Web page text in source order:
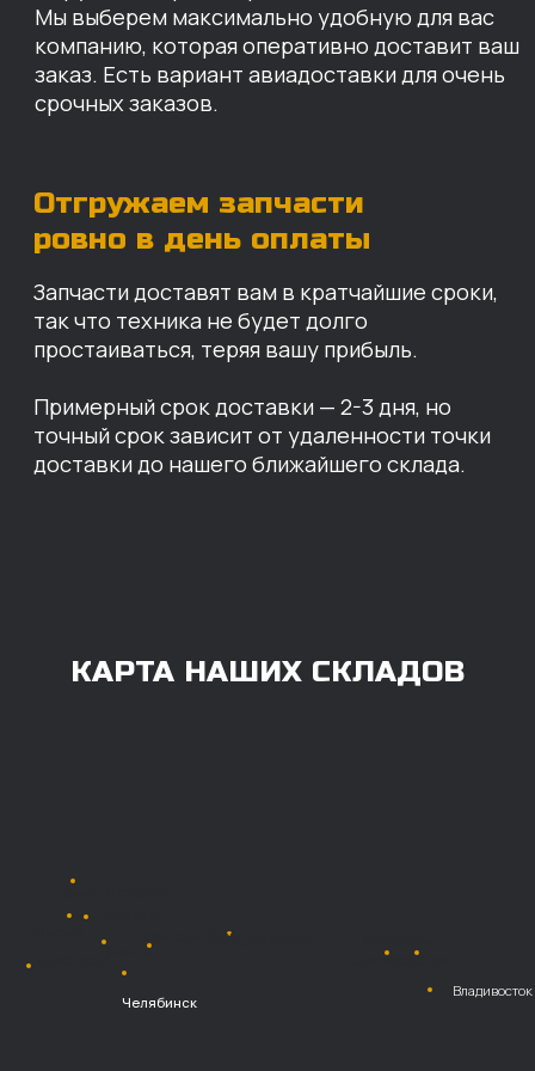
Владивосток
Хабаровск
Москва
Казань
Екатеринбург Красноярск
КАРТА НАШИХ СКЛАДОВ
Перевод
на расчетный счет
ОПЛАТА
Нашими клиентами могут быть все — как
юридические, так и физические лица.